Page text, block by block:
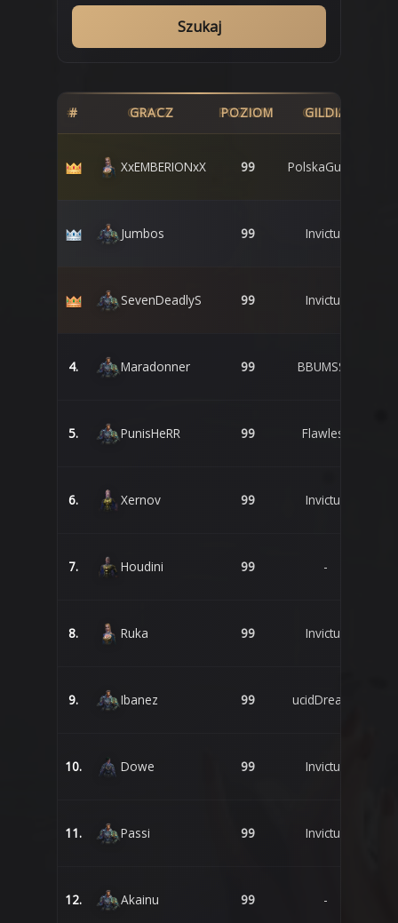
Szukaj
# GRACZ POZIOM GILDIA
XxEMBERIONxX 99 PolskaGuroM
Jumbos 99 Invictus
SevenDeadlyS 99 Invictus
4. Maradonner 99 BBUMSSN
5. PunisHeRR 99 Flawless
6. Xernov 99 Invictus
7. Houdini 99 -
8. Ruka 99 Invictus
9. Ibanez 99 ucidDreams
10. Dowe 99 Invictus
11. Passi 99 Invictus
12. Akainu 99 -